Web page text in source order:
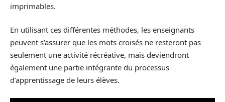
imprimables.
En utilisant ces différentes méthodes, les enseignants
peuvent s’assurer que les mots croisés ne resteront pas
seulement une activité récréative, mais deviendront
également une partie intégrante du processus
d’apprentissage de leurs élèves.